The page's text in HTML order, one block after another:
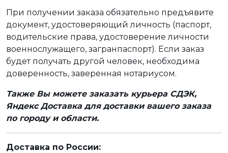
При получении заказа обязательно предъявите
документ, удостоверяющий личность (паспорт,
водительские права, удостоверение личности
военнослужащего, загранпаспорт). Если заказ
будет получать другой человек, необходима
доверенность, заверенная нотариусом.
Также Вы можете заказать курьера СДЭК,
Яндекс Доставка для доставки вашего заказа
по городу и области.
Доставка по России: